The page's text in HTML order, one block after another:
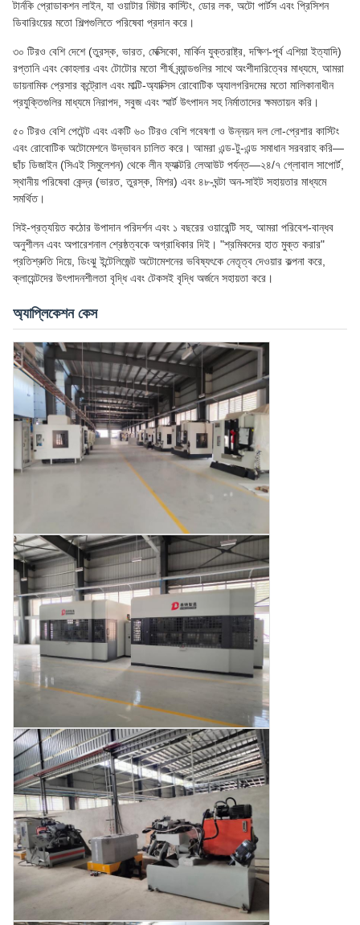
টার্নকি প্রোডাকশন লাইন, যা ওয়াটার মিটার কাস্টিং, ডোর লক, অটো পার্টস এবং প্রিসিশন
ডিবারিংয়ের মতো শিল্পগুলিতে পরিষেবা প্রদান করে।
৩০ টিরও বেশি দেশে (তুরস্ক, ভারত, মেক্সিকো, মার্কিন যুক্তরাষ্ট্র, দক্ষিণ-পূর্ব এশিয়া ইত্যাদি)
রপ্তানি এবং কোহলার এবং টোটোর মতো শীর্ষ ব্র্যান্ডগুলির সাথে অংশীদারিত্বের মাধ্যমে, আমরা
ডায়নামিক প্রেসার কন্ট্রোল এবং মাল্টি-অ্যাক্সিস রোবোটিক অ্যালগরিদমের মতো মালিকানাধীন
প্রযুক্তিগুলির মাধ্যমে নিরাপদ, সবুজ এবং স্মার্ট উৎপাদন সহ নির্মাতাদের ক্ষমতায়ন করি।
৫০ টিরও বেশি পেটেন্ট এবং একটি ৬০ টিরও বেশি গবেষণা ও উন্নয়ন দল লো-প্রেশার কাস্টিং
এবং রোবোটিক অটোমেশনে উদ্ভাবন চালিত করে। আমরা এন্ড-টু-এন্ড সমাধান সরবরাহ করি—
ছাঁচ ডিজাইন (সিএই সিমুলেশন) থেকে লীন ফ্যাক্টরি লেআউট পর্যন্ত—২৪/৭ গ্লোবাল সাপোর্ট,
স্থানীয় পরিষেবা কেন্দ্র (ভারত, তুরস্ক, মিশর) এবং ৪৮-ঘন্টা অন-সাইট সহায়তার মাধ্যমে
সমর্থিত।
সিই-প্রত্যয়িত কঠোর উপাদান পরিদর্শন এবং ১ বছরের ওয়ারেন্টি সহ, আমরা পরিবেশ-বান্ধব
অনুশীলন এবং অপারেশনাল শ্রেষ্ঠত্বকে অগ্রাধিকার দিই। "শ্রমিকদের হাত মুক্ত করার"
প্রতিশ্রুতি দিয়ে, ডিংঝু ইন্টেলিজেন্ট অটোমেশনের ভবিষ্যৎকে নেতৃত্ব দেওয়ার কল্পনা করে,
ক্লায়েন্টদের উৎপাদনশীলতা বৃদ্ধি এবং টেকসই বৃদ্ধি অর্জনে সহায়তা করে।
অ্যাপ্লিকেশন কেস